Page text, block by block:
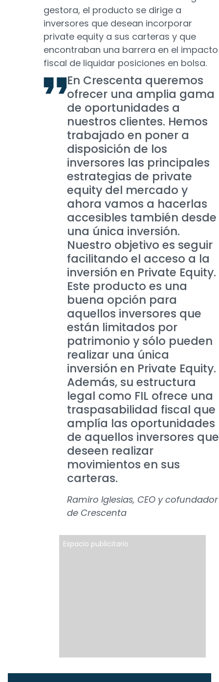
gestora, el producto se dirige a
inversores que desean incorporar
private equity a sus carteras y que
encontraban una barrera en el impacto
fiscal de liquidar posiciones en bolsa.
En Crescenta queremos
ofrecer una amplia gama
de oportunidades a
nuestros clientes. Hemos
trabajado en poner a
disposición de los
inversores las principales
estrategias de private
equity del mercado y
ahora vamos a hacerlas
accesibles también desde
una única inversión.
Nuestro objetivo es seguir
facilitando el acceso a la
inversión en Private Equity.
Este producto es una
buena opción para
aquellos inversores que
están limitados por
patrimonio y sólo pueden
realizar una única
inversión en Private Equity.
Además, su estructura
legal como FIL ofrece una
traspasabilidad fiscal que
amplía las oportunidades
de aquellos inversores que
deseen realizar
movimientos en sus
carteras.
Ramiro Iglesias, CEO y cofundador
de Crescenta
Espacio publicitario